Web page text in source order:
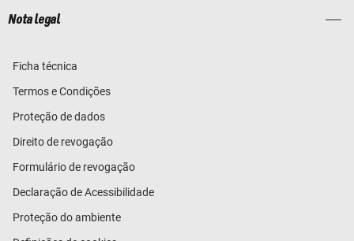
Nota legal
Ficha técnica
Termos e Condições
Proteção de dados
Direito de revogação
Formulário de revogação
Declaração de Acessibilidade
Proteção do ambiente